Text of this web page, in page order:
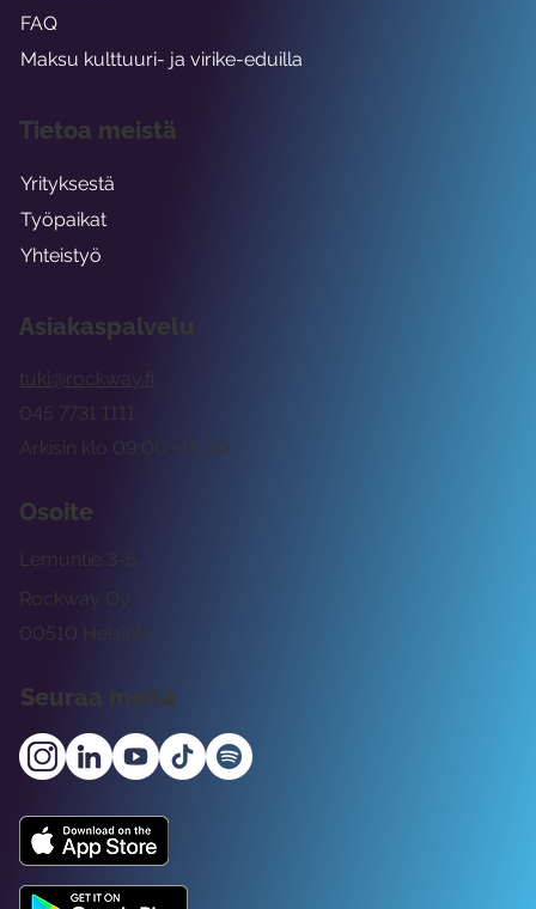
Asiakaspalvelu
tuki@rockway.fi
Arkisin klo 09:00 -15:00
045 7731 1111
Osoite
Rockway Oy
Lemuntie 3-5
00510 Helsinki
Seuraa meitä
FAQ
Maksu kulttuuri- ja virike-eduilla
Tietoa meistä
Yrityksestä
Työpaikat
Yhteistyö